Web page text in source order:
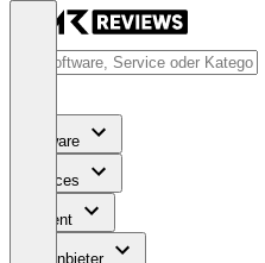
Software
Services
Content
Für Anbieter